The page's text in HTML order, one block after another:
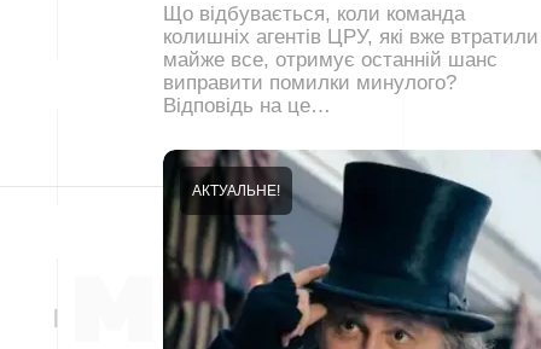
Що відбувається, коли команда
колишніх агентів ЦРУ, які вже втратили
майже все, отримує останній шанс
виправити помилки минулого?
Відповідь на це…
АКТУАЛЬНЕ!